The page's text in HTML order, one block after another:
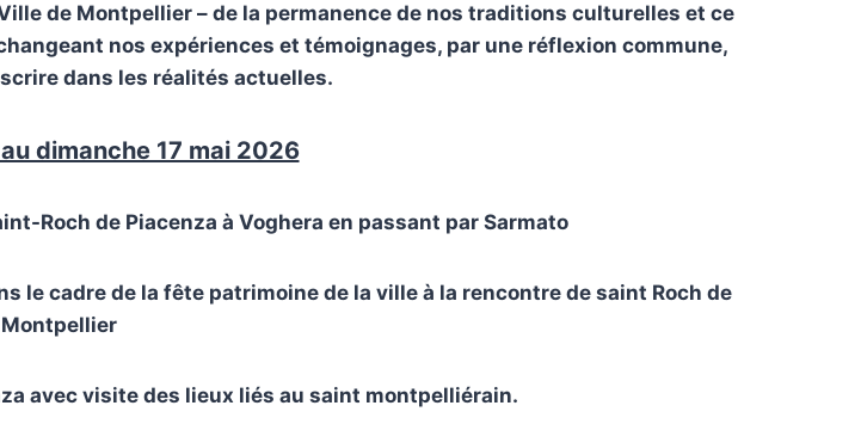
de Montpellier – de la permanence de nos traditions culturelles et ce
nos expériences et témoignages, par une réflexion commune,
dans les réalités actuelles.
dimanche 17 mai 2026
Roch de Piacenza à Voghera en passant par Sarmato
le cadre de la fête patrimoine de la ville à la rencontre de saint Roch de
Montpellier
avec visite des lieux liés au saint montpelliérain.